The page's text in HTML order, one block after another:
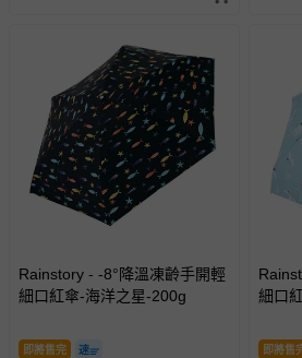
Rainstory - -8°降溫凍齡手開輕
細口紅傘-海洋之星-200g
即將售完
細口
即將售